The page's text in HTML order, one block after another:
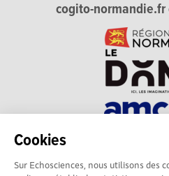
Cookies
Sur Echosciences, nous utilisons des
cogito-normandie.fr
technique et du dialogue